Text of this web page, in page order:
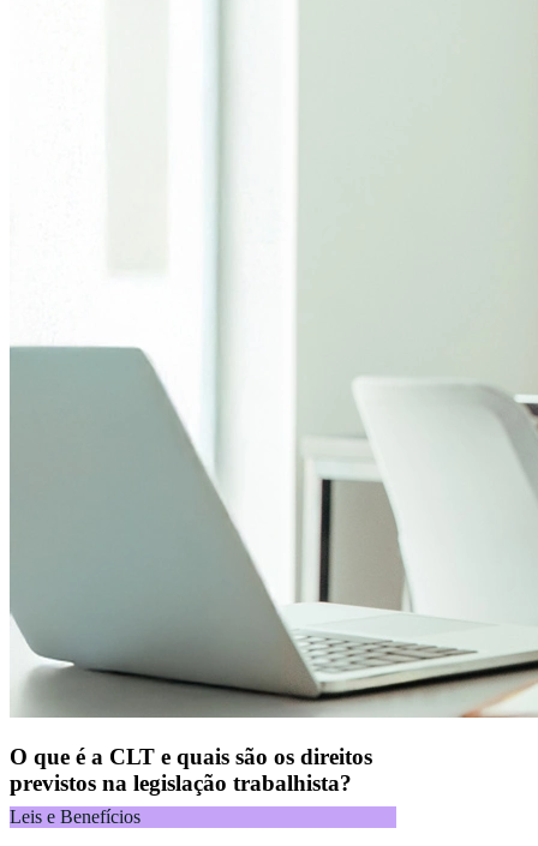
O que é a CLT e quais são os direitos
previstos na legislação trabalhista?
Leis e Benefícios